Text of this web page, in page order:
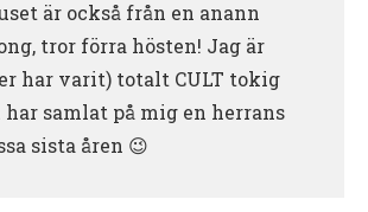
är också från en anann
tror förra hösten! Jag är
har varit) totalt CULT tokig
har samlat på mig en herrans
sista åren 😉